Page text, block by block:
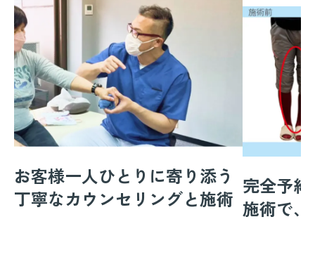
お客様一人ひとりに寄り添う
丁寧なカウンセリングと施術
完全予
施術で